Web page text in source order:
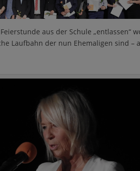
aus der Schule „entlassen“
Laufbahn der nun Ehemaligen sind